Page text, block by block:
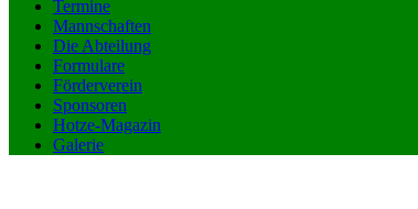
Termine
Mannschaften
Die Abteilung
Formulare
Förderverein
Sponsoren
Hotze-Magazin
Galerie